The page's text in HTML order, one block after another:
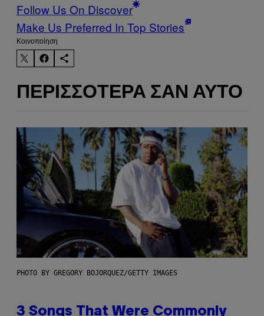
Follow Us On Discover
Make Us Preferred In Top Stories
Kοινοποίηση
ΠΕΡΙΣΣΌΤΕΡΑ ΣΑΝ ΑΥΤΌ
PHOTO BY GREGORY BOJORQUEZ/GETTY IMAGES
3 Songs That Were Commonly